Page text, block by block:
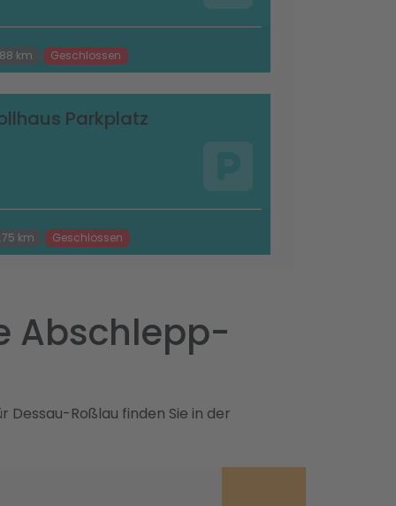
km Geschlossen
Parkplatz
km Geschlossen
Abschlepp-
Dessau-Roßlau finden Sie in der